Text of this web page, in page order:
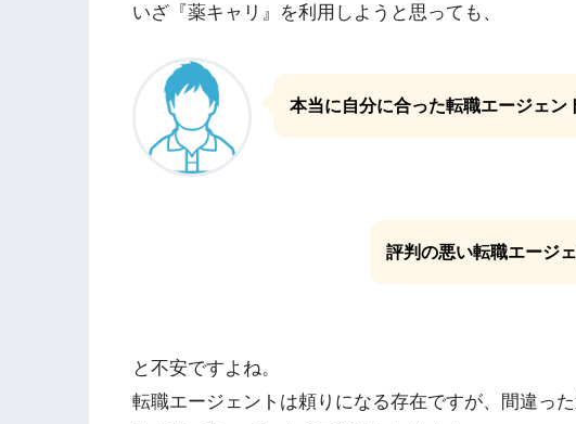
いざ『薬キャリ』を利用しようと思っても、
本当に自分に合った転職エージェン
評判の悪い転職エージ
と不安ですよね。
転職エージェントは頼りになる存在ですが、間違っ